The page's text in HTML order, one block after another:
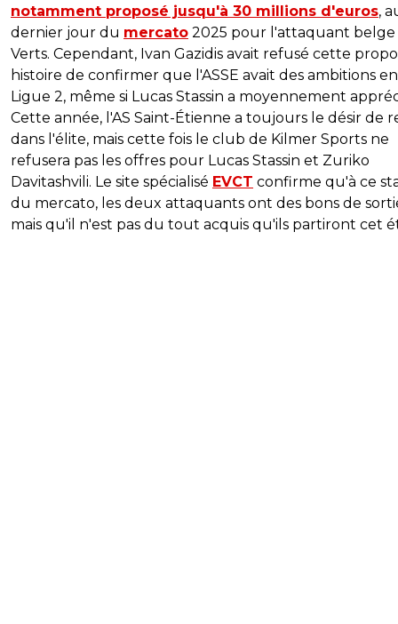
notamment proposé jusqu'à 30 millions d'euros,
dernier jour du mercato 2025 pour l'attaquant belge
Verts. Cependant, Ivan Gazidis avait refusé cette
histoire de confirmer que l'ASSE avait des ambitions en
Ligue 2, même si Lucas Stassin a moyennement
Cette année, l'AS Saint-Étienne a toujours le désir de
dans l'élite, mais cette fois le club de Kilmer Sports ne
refusera pas les offres pour Lucas Stassin et Zuriko
Davitashvili. Le site spécialisé EVCT confirme qu'à ce
du mercato, les deux attaquants ont des bons de
mais qu'il n'est pas du tout acquis qu'ils partiront cet